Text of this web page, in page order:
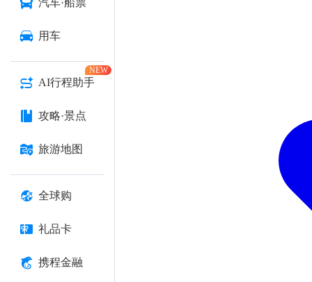
汽车·船票
用车
AI行程助手
NEW
攻略·景点
旅游地图
全球购
礼品卡
携程金融